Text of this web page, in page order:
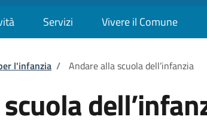
Servizi Vivere il Comune
l'infanzia / Andare alla scuola dell’infanzia